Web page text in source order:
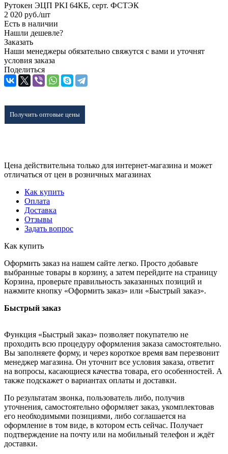
Рутокен ЭЦП PKI 64КБ, серт. ФСТЭК
2 020 руб./шт
Есть в наличии
Нашли дешевле?
Заказать
Наши менеджеры обязательно свяжутся с вами и уточнят
условия заказа
Поделиться
Получить оптовые цены
Цена действительна только для интернет-магазина и может
отличаться от цен в розничных магазинах
Как купить
Оплата
Доставка
Отзывы
Задать вопрос
Как купить
Оформить заказ на нашем сайте легко. Просто добавьте
выбранные товары в корзину, а затем перейдите на страницу
Корзина, проверьте правильность заказанных позиций и
нажмите кнопку «Оформить заказ» или «Быстрый заказ».
Быстрый заказ
Функция «Быстрый заказ» позволяет покупателю не
проходить всю процедуру оформления заказа самостоятельно.
Вы заполняете форму, и через короткое время вам перезвонит
менеджер магазина. Он уточнит все условия заказа, ответит
на вопросы, касающиеся качества товара, его особенностей. А
также подскажет о вариантах оплаты и доставки.
По результатам звонка, пользователь либо, получив
уточнения, самостоятельно оформляет заказ, укомплектовав
его необходимыми позициями, либо соглашается на
оформление в том виде, в котором есть сейчас. Получает
подтверждение на почту или на мобильный телефон и ждёт
доставки.